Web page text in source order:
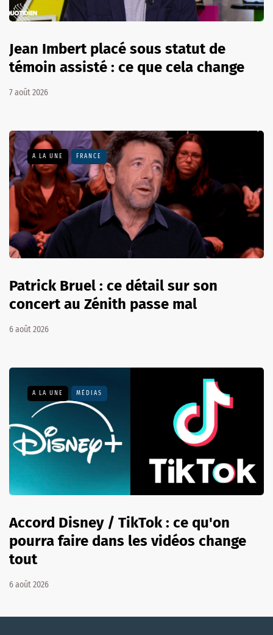
Jean Imbert placé sous statut de
témoin assisté : ce que cela change
7 août 2026
A LA UNE FRANCE
Patrick Bruel : ce détail sur son
concert au Zénith passe mal
6 août 2026
A LA UNE MÉDIAS
Accord Disney / TikTok : ce qu'on
pourra faire dans les vidéos change
tout
6 août 2026